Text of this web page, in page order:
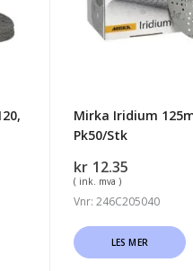
Pk50/Stk
Mirka Iridium
Pk50/Stk
kr 12.35
( ink. mva )
Vnr: 246C205040
LES MER